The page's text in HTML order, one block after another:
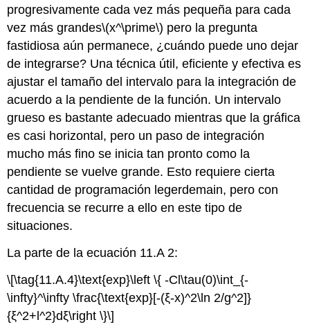
progresivamente cada vez más pequeña para cada
vez más grandes\(x^\prime\) pero la pregunta
fastidiosa aún permanece, ¿cuándo puede uno dejar
de integrarse? Una técnica útil, eficiente y efectiva es
ajustar el tamaño del intervalo para la integración de
acuerdo a la pendiente de la función. Un intervalo
grueso es bastante adecuado mientras que la gráfica
es casi horizontal, pero un paso de integración
mucho más fino se inicia tan pronto como la
pendiente se vuelve grande. Esto requiere cierta
cantidad de programación legerdemain, pero con
frecuencia se recurre a ello en este tipo de
situaciones.
La parte de la ecuación 11.A 2:
\[\tag{11.A.4}\text{exp}\left \{ -Cl\tau(0)\int_{-
\infty}^\infty \frac{\text{exp}[-(ξ-x)^2\ln 2/g^2]}
{ξ^2+l^2}dξ\right \}\]